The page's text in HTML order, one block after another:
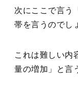
次にここで言う
帯を言うのでし
これは難しい内
量の増加」と言